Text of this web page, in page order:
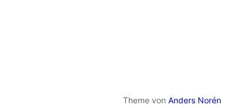
Theme von Anders Norén